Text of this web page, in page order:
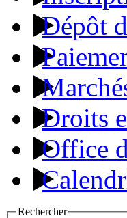
Dépôt
Droits
Office
Rechercher